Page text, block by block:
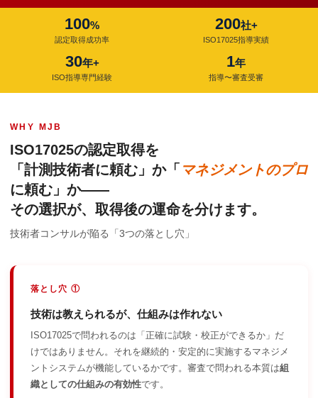
100%
認定取得成功率
200社+
ISO17025指導実績
30年+
ISO指導専門経験
1年
指導〜審査受審
WHY MJB
ISO17025の認定取得を
「計測技術者に頼む」か「 マネジメントのプロ
に頼む」か——
その選択が、取得後の運命を分けます。
技術者コンサルが陥る「3つの落とし穴」
落とし穴 ①
技術は教えられるが、仕組みは作れない
ISO17025で問われるのは「正確に試験・校正ができるか」だ
けではありません。それを継続的・安定的に実施するマネジメ
ントシステムが機能しているかです。審査で問われる本質は組
織としての仕組みの有効性です。